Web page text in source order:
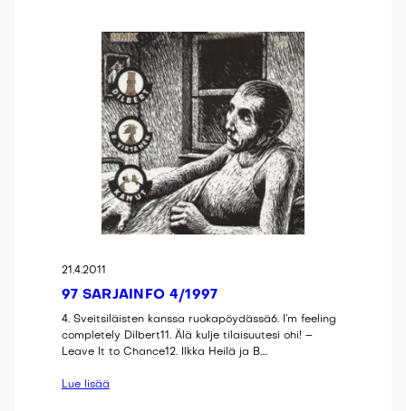
21.4.2011
97 SARJAINFO 4/1997
4. Sveitsiläisten kanssa ruokapöydässä6. I’m feeling
completely Dilbert11. Älä kulje tilaisuutesi ohi! –
Leave It to Chance12. Ilkka Heilä ja B.…
Lue lisää